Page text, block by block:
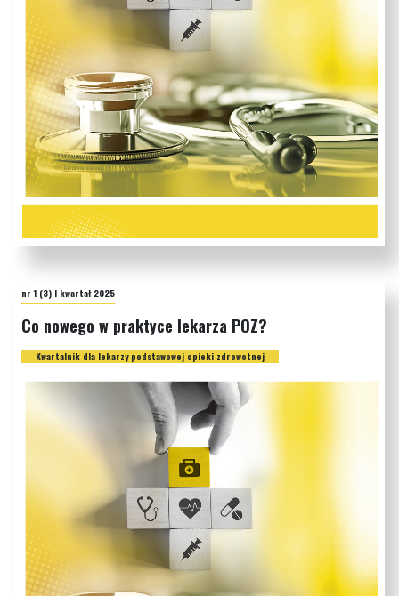
nr 1 (3) I kwartał 2025
Co nowego w praktyce lekarza POZ?
Kwartalnik dla lekarzy podstawowej opieki zdrowotnej